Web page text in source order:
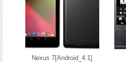
Nexus 7[Android_4.1]